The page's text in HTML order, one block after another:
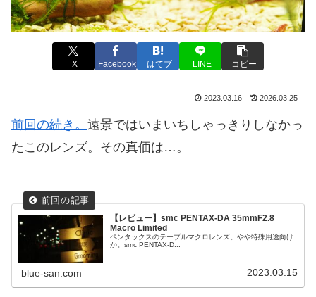
X Facebook はてブ LINE コピー
2023.03.16 2026.03.25
前回の続き。 遠景ではいまいちしゃっきりしなかっ
たこのレンズ。その真価は…。
【レビュー】smc PENTAX-DA 35mmF2.8
Macro Limited
ペンタックスのテーブルマクロレンズ。やや特殊用途向け
か。smc PENTAX-D...
blue-san.com 2023.03.15